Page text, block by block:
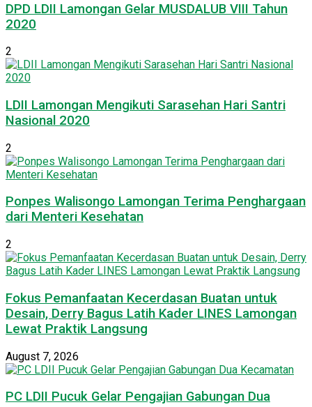
DPD LDII Lamongan Gelar MUSDALUB VIII Tahun
2020
2
LDII Lamongan Mengikuti Sarasehan Hari Santri
Nasional 2020
2
Ponpes Walisongo Lamongan Terima Penghargaan
dari Menteri Kesehatan
2
Fokus Pemanfaatan Kecerdasan Buatan untuk
Desain, Derry Bagus Latih Kader LINES Lamongan
Lewat Praktik Langsung
August 7, 2026
PC LDII Pucuk Gelar Pengajian Gabungan Dua